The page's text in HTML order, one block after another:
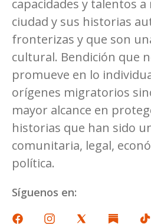
capacidades y talentos
ciudad y sus historias
fronterizas y que son
cultural. Bendición que
promueve en lo
orígenes migratorios
mayor alcance en
historias que han sido
comunitaria, legal,
política.
Síguenos en: